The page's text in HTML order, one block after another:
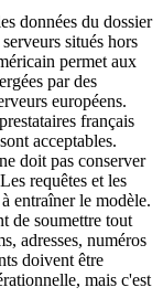
données du dossier
situés hors
permet aux
par des
européens.
français
acceptables.
doit pas conserver
requêtes et les
entraîner le modèle.
de soumettre tout
adresses, numéros
doivent être
mais c'est